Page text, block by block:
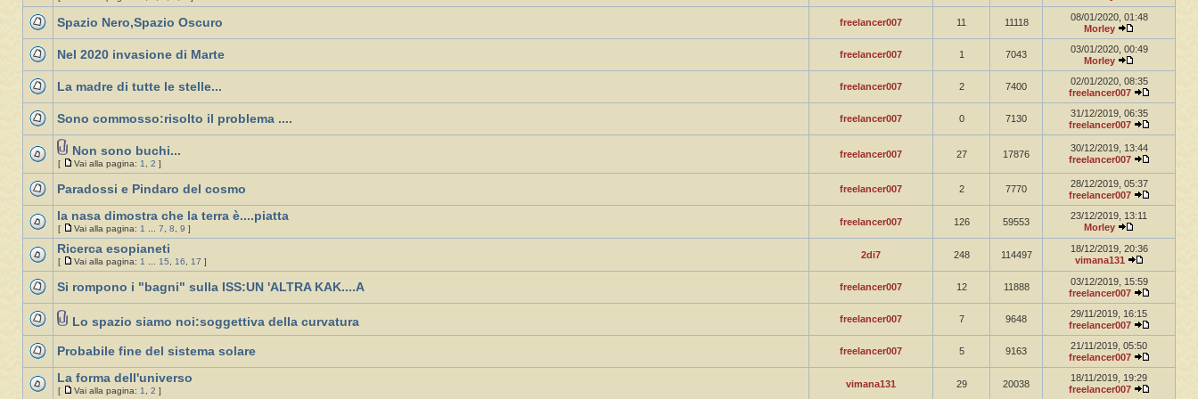
Spazio Nero,Spazio Oscuro freelancer007 11 11118
08/01/2020, 01:48
Morley
Nel 2020 invasione di Marte freelancer007 1 7043
03/01/2020, 00:49
Morley
La madre di tutte le stelle... freelancer007 2 7400
02/01/2020, 08:35
freelancer007
Sono commosso:risolto il problema .... freelancer007 0 7130
31/12/2019, 06:35
freelancer007
Non sono buchi...
[ Vai alla pagina: 1, 2 ]
freelancer007 27 17876
30/12/2019, 13:44
freelancer007
Paradossi e Pindaro del cosmo freelancer007 2 7770
28/12/2019, 05:37
freelancer007
la nasa dimostra che la terra è....piatta
[ Vai alla pagina: 1 ... 7, 8, 9 ]
freelancer007 126 59553
23/12/2019, 13:11
Morley
Ricerca esopianeti
[ Vai alla pagina: 1 ... 15, 16, 17 ]
2di7 248 114497
18/12/2019, 20:36
vimana131
Si rompono i "bagni" sulla ISS:UN 'ALTRA KAK....A freelancer007 12 11888
03/12/2019, 15:59
freelancer007
Lo spazio siamo noi:soggettiva della curvatura freelancer007 7 9648
29/11/2019, 16:15
freelancer007
Probabile fine del sistema solare freelancer007 5 9163
21/11/2019, 05:50
freelancer007
La forma dell'universo
[ Vai alla pagina: 1, 2 ]
vimana131 29 20038
18/11/2019, 19:29
freelancer007